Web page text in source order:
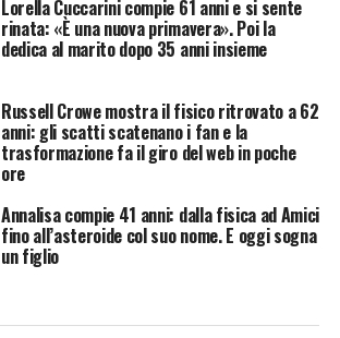
Lorella Cuccarini compie 61 anni e si sente
rinata: «È una nuova primavera». Poi la
dedica al marito dopo 35 anni insieme
Russell Crowe mostra il fisico ritrovato a 62
anni: gli scatti scatenano i fan e la
trasformazione fa il giro del web in poche
ore
Annalisa compie 41 anni: dalla fisica ad Amici
fino all’asteroide col suo nome. E oggi sogna
un figlio